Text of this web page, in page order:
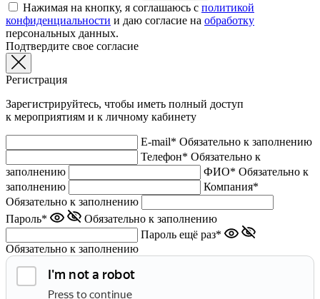
Нажимая на кнопку, я соглашаюсь с политикой
конфиденциальности и даю согласие на обработку
персональных данных.
Подтвердите свое согласие
Регистрация
Зарегистрируйтесь, чтобы иметь полный доступ
к мероприятиям и к личному кабинету
E-mail* Обязательно к заполнению
Телефон* Обязательно к
заполнению
ФИО* Обязательно к
заполнению
Компания*
Обязательно к заполнению
Пароль*
Обязательно к заполнению
Пароль ещё раз*
Обязательно к заполнению